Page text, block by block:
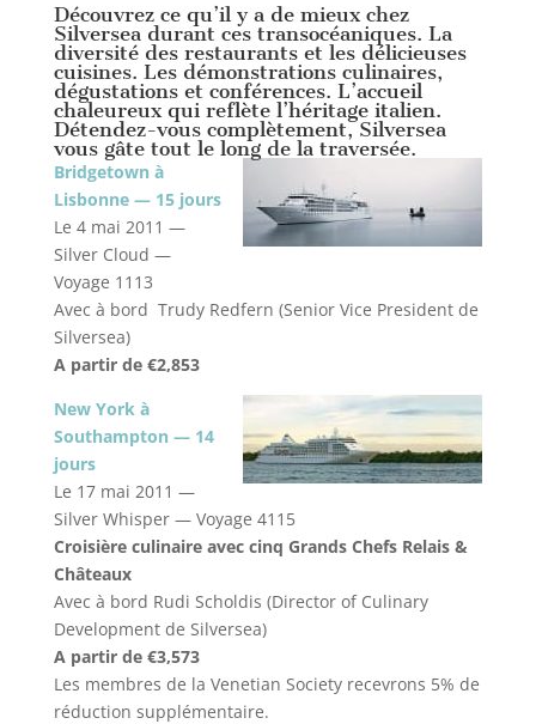
Découvrez ce qu’il y a de mieux chez
Silversea durant ces transocéaniques. La
diversité des restaurants et les délicieuses
cuisines. Les démonstrations culinaires,
dégustations et conférences. L’accueil
chaleureux qui reflète l’héritage italien.
Détendez-vous complètement, Silversea
vous gâte tout le long de la traversée.
Bridgetown à
Lisbonne — 15 jours
Le 4 mai 2011 —
Silver Cloud —
Voyage 1113
Avec à bord Trudy Redfern (Senior Vice President de
Silversea)
A partir de €2,853
New York à
Southampton — 14
jours
Le 17 mai 2011 —
Silver Whisper — Voyage 4115
Croisière culinaire avec cinq Grands Chefs Relais &
Châteaux
Avec à bord Rudi Scholdis (Director of Culinary
Development de Silversea)
A partir de €3,573
Les membres de la Venetian Society recevrons 5% de
réduction supplémentaire.